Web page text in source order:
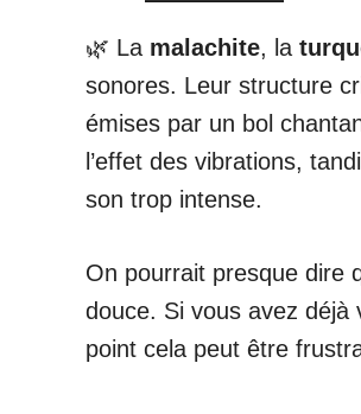
🌿 La malachite, la
sonores. Leur structure
émises par un bol
l’effet des vibrations,
son trop intense.
On pourrait presque dire
douce. Si vous avez déjà
point cela peut être